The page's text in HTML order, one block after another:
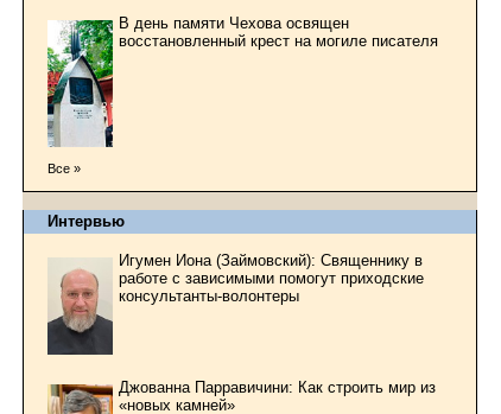
В день памяти Чехова освящен
восстановленный крест на могиле писателя
Все »
Интервью
Игумен Иона (Займовский): Священнику в
работе с зависимыми помогут приходские
консультанты-волонтеры
Джованна Парравичини: Как строить мир из
«новых камней»